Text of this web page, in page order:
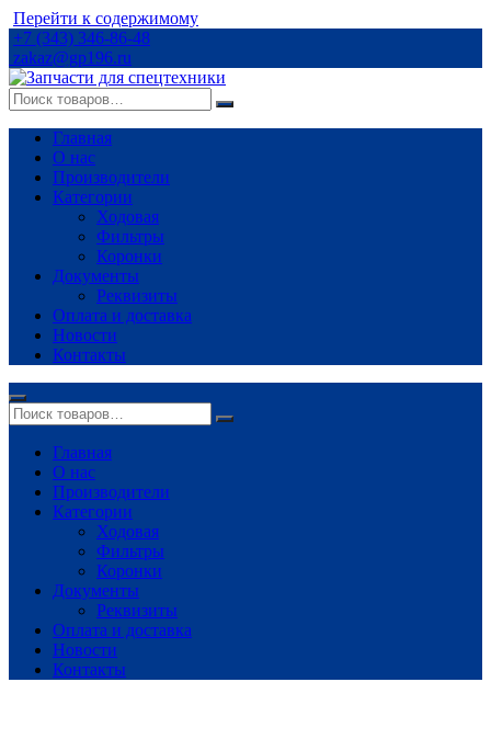
Перейти к содержимому
+7 (343) 346-86-48
zakaz@gp196.ru
Главная
О нас
Производители
Категории
Ходовая
Фильтры
Коронки
Документы
Реквизиты
Оплата и доставка
Новости
Контакты
Главная
О нас
Производители
Категории
Ходовая
Фильтры
Коронки
Документы
Реквизиты
Оплата и доставка
Новости
Контакты